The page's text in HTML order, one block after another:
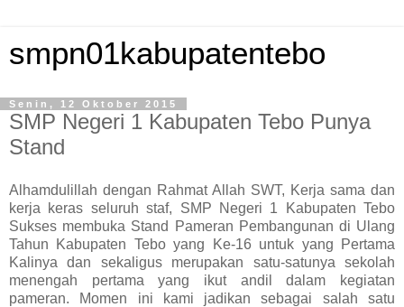
smpn01kabupatentebo
Senin, 12 Oktober 2015
SMP Negeri 1 Kabupaten Tebo Punya
Stand
Alhamdulillah dengan Rahmat Allah SWT, Kerja sama dan
kerja keras seluruh staf, SMP Negeri 1 Kabupaten Tebo
Sukses membuka Stand Pameran Pembangunan di Ulang
Tahun Kabupaten Tebo yang Ke-16 untuk yang Pertama
Kalinya dan sekaligus merupakan satu-satunya sekolah
menengah pertama yang ikut andil dalam kegiatan
pameran. Momen ini kami jadikan sebagai salah satu